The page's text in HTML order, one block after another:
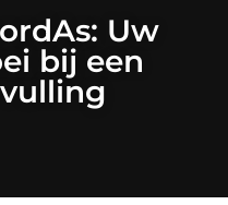
Uw
bij een